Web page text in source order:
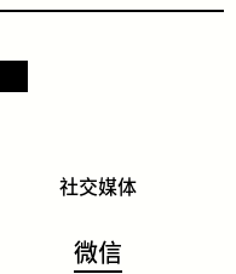
社交媒体
微信